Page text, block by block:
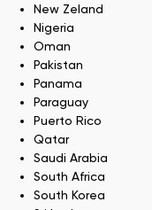
New Zeland
Nigeria
Oman
Pakistan
Panama
Paraguay
Puerto Rico
Qatar
Saudi Arabia
South Africa
South Korea